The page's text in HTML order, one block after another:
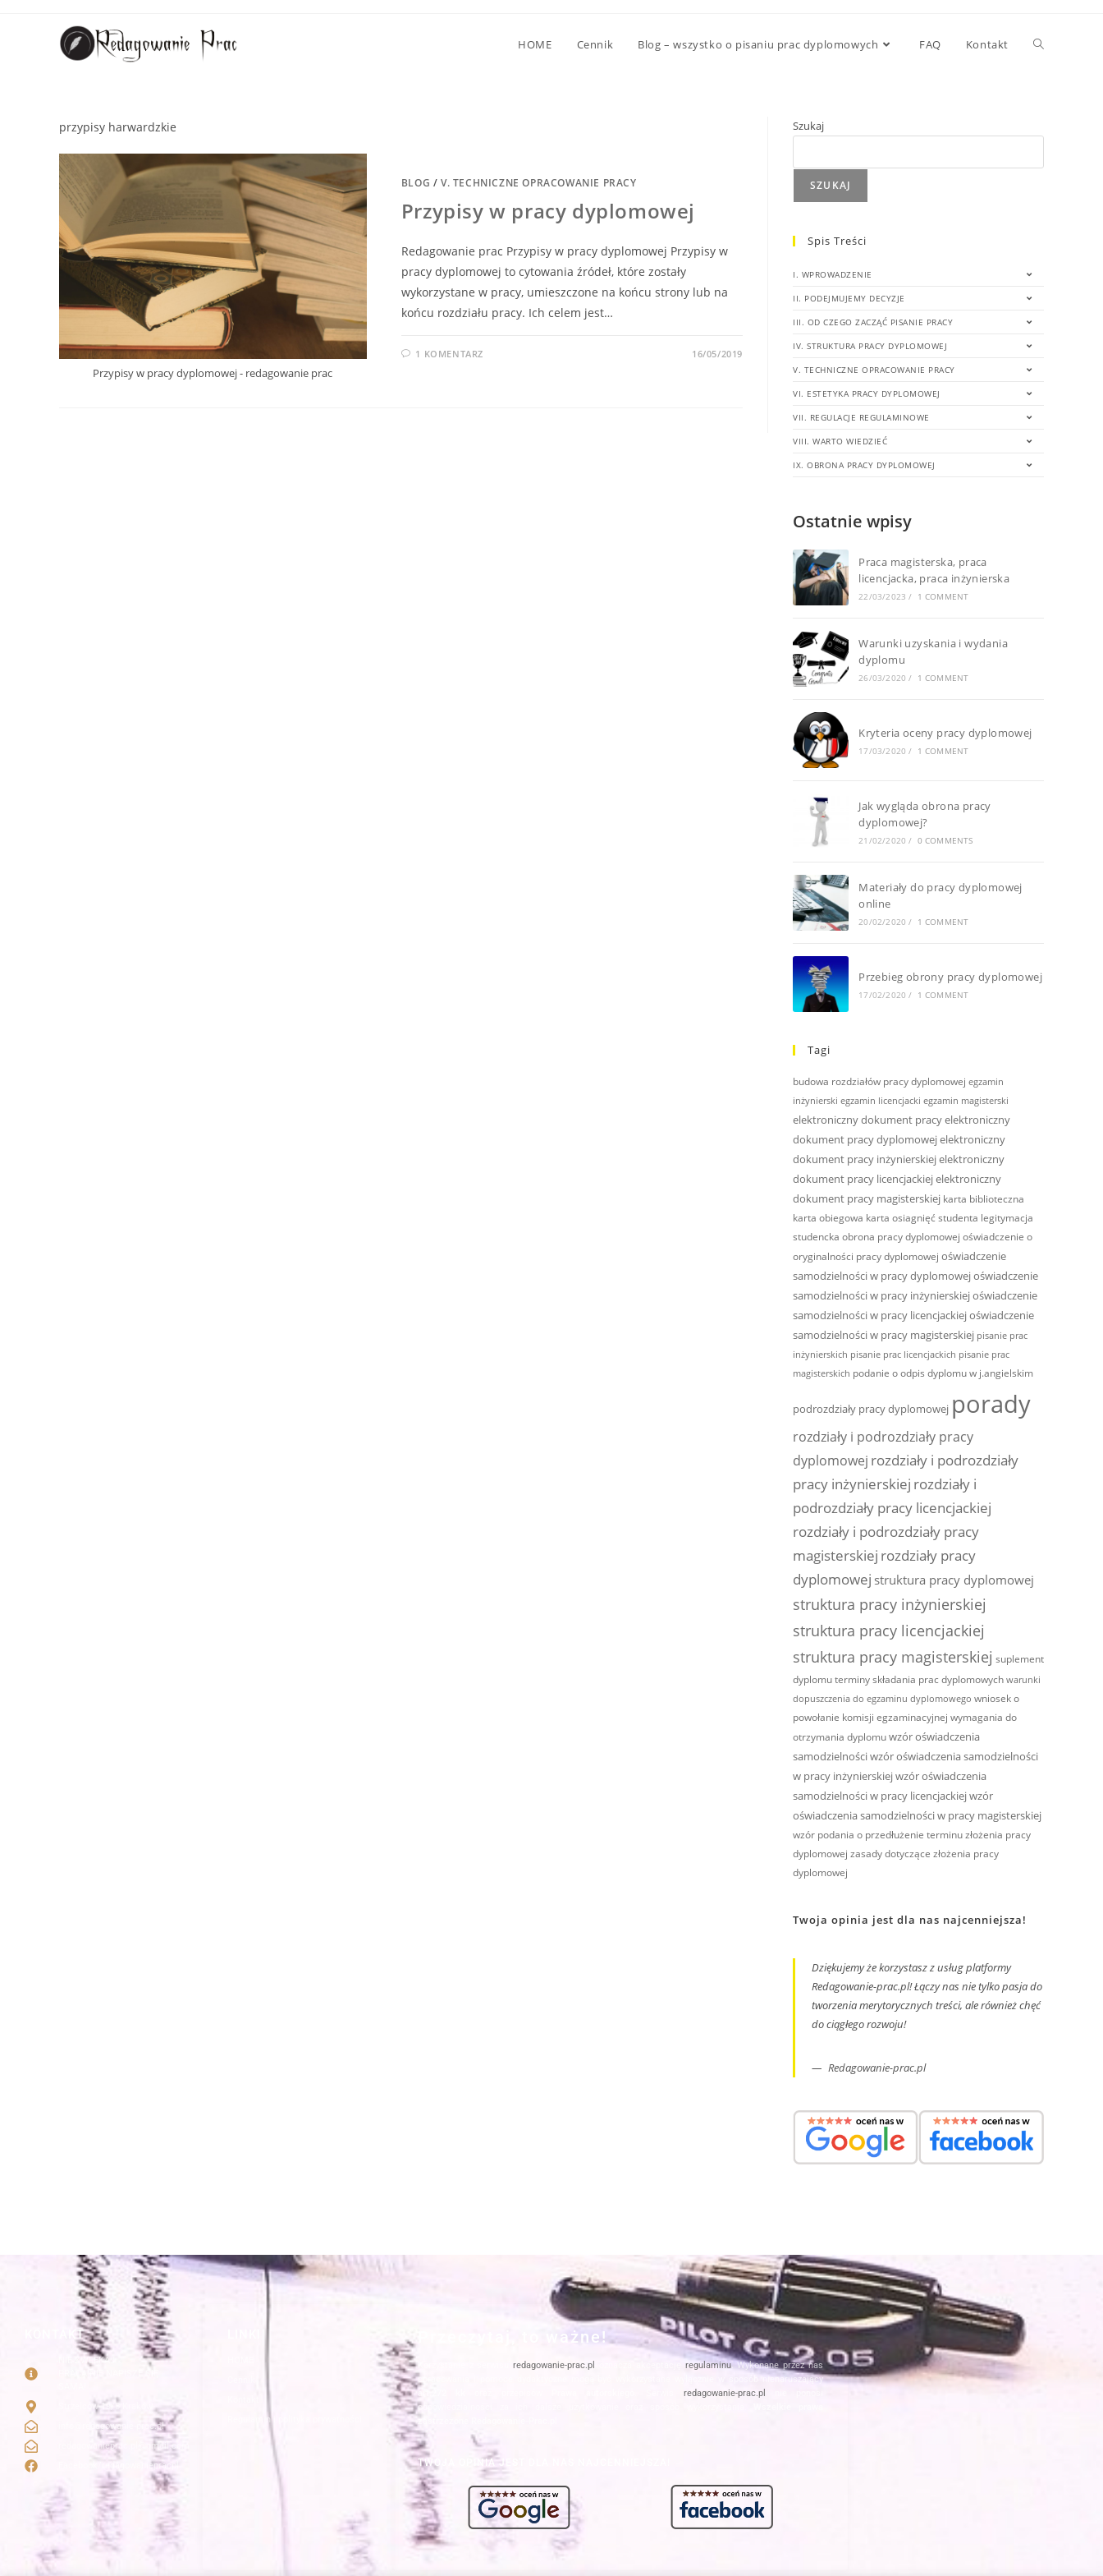
HOME Cennik Blog – wszystko o pisaniu prac dyplomowych FAQ Kontakt
przypisy harwardzkie
Przypisy w pracy dyplomowej - redagowanie prac
BLOG /V. TECHNICZNE OPRACOWANIE PRACY
Przypisy w pracy dyplomowej
Redagowanie prac Przypisy w pracy dyplomowej Przypisy w
pracy dyplomowej to cytowania źródeł, które zostały
wykorzystane w pracy, umieszczone na końcu strony lub na
końcu rozdziału pracy. Ich celem jest…
1 KOMENTARZ 16/05/2019
Szukaj
SZUKAJ
Spis Treści
I. WPROWADZENIE
II. PODEJMUJEMY DECYZJE
III. OD CZEGO ZACZĄĆ PISANIE PRACY
IV. STRUKTURA PRACY DYPLOMOWEJ
V. TECHNICZNE OPRACOWANIE PRACY
VI. ESTETYKA PRACY DYPLOMOWEJ
VII. REGULACJE REGULAMINOWE
VIII. WARTO WIEDZIEĆ
IX. OBRONA PRACY DYPLOMOWEJ
Ostatnie wpisy
Praca magisterska, praca
licencjacka, praca inżynierska
22/03/2023 / 1 COMMENT
Warunki uzyskania i wydania
dyplomu
26/03/2020 / 1 COMMENT
Kryteria oceny pracy dyplomowej
17/03/2020 / 1 COMMENT
Jak wygląda obrona pracy
dyplomowej?
21/02/2020 / 0 COMMENTS
Materiały do pracy dyplomowej
online
20/02/2020 / 1 COMMENT
Przebieg obrony pracy dyplomowej
17/02/2020 / 1 COMMENT
Tagi
budowa rozdziałów pracy dyplomowej egzamin
inżynierski egzamin licencjacki egzamin magisterski
elektroniczny dokument pracyelektroniczny
dokument pracy dyplomowejelektroniczny
dokument pracy inżynierskiejelektroniczny
dokument pracy licencjackiejelektroniczny
dokument pracy magisterskiej karta biblioteczna
karta obiegowa karta osiagnięć studenta legitymacja
studencka obrona pracy dyplomowej oświadczenie o
oryginalności pracy dyplomowej oświadczenie
samodzielności w pracy dyplomowejoświadczenie
samodzielności w pracy inżynierskiejoświadczenie
samodzielności w pracy licencjackiejoświadczenie
samodzielności w pracy magisterskiej pisanie prac
inżynierskich pisanie prac licencjackich pisanie prac
magisterskich podanie o odpis dyplomu w j.angielskim
podrozdziały pracy dyplomowej porady
rozdziały i podrozdziały pracy
dyplomowej rozdziały i podrozdziały
pracy inżynierskiej rozdziały i
podrozdziały pracy licencjackiej
rozdziały i podrozdziały pracy
magisterskiej rozdziały pracy
dyplomowej struktura pracy dyplomowej
struktura pracy inżynierskiej
struktura pracy licencjackiej
struktura pracy magisterskiej suplement
dyplomuterminy składania prac dyplomowych warunki
dopuszczenia do egzaminu dyplomowego wniosek o
powołanie komisji egzaminacyjnej wymagania do
otrzymania dyplomuwzór oświadczenia
samodzielnościwzór oświadczenia samodzielności
w pracy inżynierskiejwzór oświadczenia
samodzielności w pracy licencjackiejwzór
oświadczenia samodzielności w pracy magisterskiej
wzór podania o przedłużenie terminu złożenia pracy
dyplomowej zasady dotyczące złożenia pracy
dyplomowej
Twoja opinia jest dla nas najcenniejsza!
Dziękujemy że korzystasz z usług platformy
Redagowanie-prac.pl! Łączy nas nie tylko pasja do
tworzenia merytorycznych treści, ale również chęć
do ciągłego rozwoju!
Redagowanie-prac.pl
KONTAKT
NIE ZWLEKAJ
Strzelców 19/5 Kraków
info@redagowanie-prac.pl
redagowanieprac.pl@gmail.com
Facebook/redagowaniepracpl
Regulamin i polityka prywatności
Przeczytaj, to ważne!
Korzystanie z serwisuredagowanie-prac.pl regulaminu. Wykonane przez nas
opracowania i pomoce dydaktyczne mogą być wykorzystane wyłącznie w sposób nienaruszający
redagowanie-prac.pl
odpowiedzialności za ich dalsze użytkowanie oraz sposób wykorzystania.
TWOJA OPINIA JEST DLA NAS NAJCENNIEJSZA!